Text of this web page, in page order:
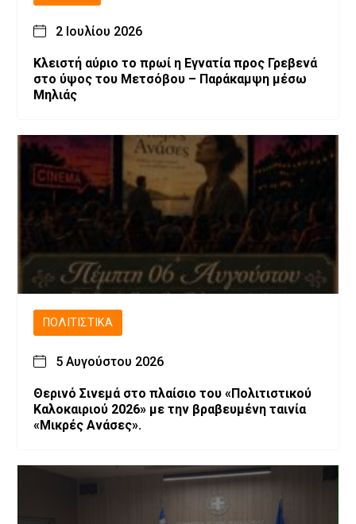
2 Ιουλίου 2026
Κλειστή αύριο το πρωί η Εγνατία προς Γρεβενά
στο ύψος του Μετσόβου – Παράκαμψη μέσω
Μηλιάς
ΠΟΛΙΤΙΣΤΙΚΆ
5 Αυγούστου 2026
Θερινό Σινεμά στο πλαίσιο του «Πολιτιστικού
Καλοκαιριού 2026» με την βραβευμένη ταινία
«Μικρές Ανάσες».